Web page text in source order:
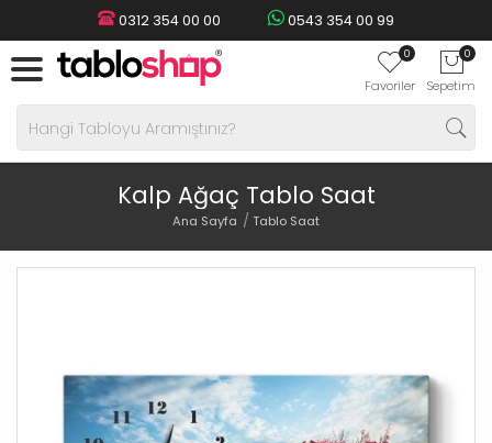
0312 354 00 00 0543 354 00 99
0
Favoriler
0
Sepetim
Kalp Ağaç Tablo Saat
Ana Sayfa Tablo Saat